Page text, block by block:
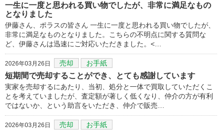
一生に一度と思われる買い物でしたが、非常に満足なもの
となりました
伊藤さん、ポラスの皆さん 一生に一度と思われる買い物でしたが、
非常に満足なものとなりました。こちらの不明点に関する質問な
ど、伊藤さんは迅速にご対応いただきました。<…
2026年03月26日 売却 お手紙
短期間で売却することができ、とても感謝しています
実家を売却するにあたり、当初、処分と一体で買取していただくこ
とを考えていましたが、査定額が著しく低くなり、仲介の方が有利
ではないか、という助言をいただき、仲介で販売…
2026年03月26日 売却 お手紙